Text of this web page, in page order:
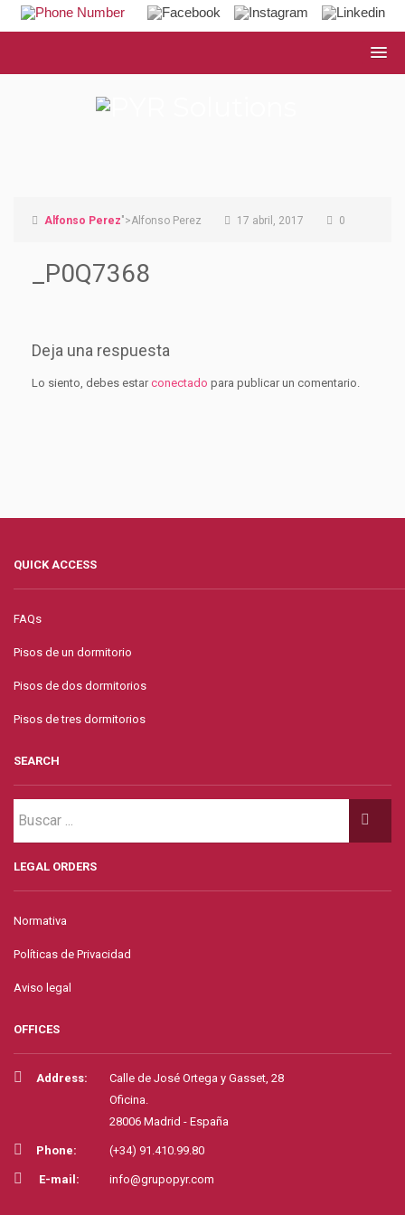
Alfonso Perez">Alfonso Perez 17 abril, 2017 0
_P0Q7368
Deja una respuesta
Lo siento, debes estarconectado para publicar un comentario.
QUICK ACCESS
FAQs
Pisos de un dormitorio
Pisos de dos dormitorios
Pisos de tres dormitorios
SEARCH
LEGAL ORDERS
Normativa
Políticas de Privacidad
Aviso legal
OFFICES
Address:
Calle de José Ortega y Gasset, 28
Oficina.
28006 Madrid - España
Phone: (+34) 91.410.99.80
E-mail: info@grupopyr.com